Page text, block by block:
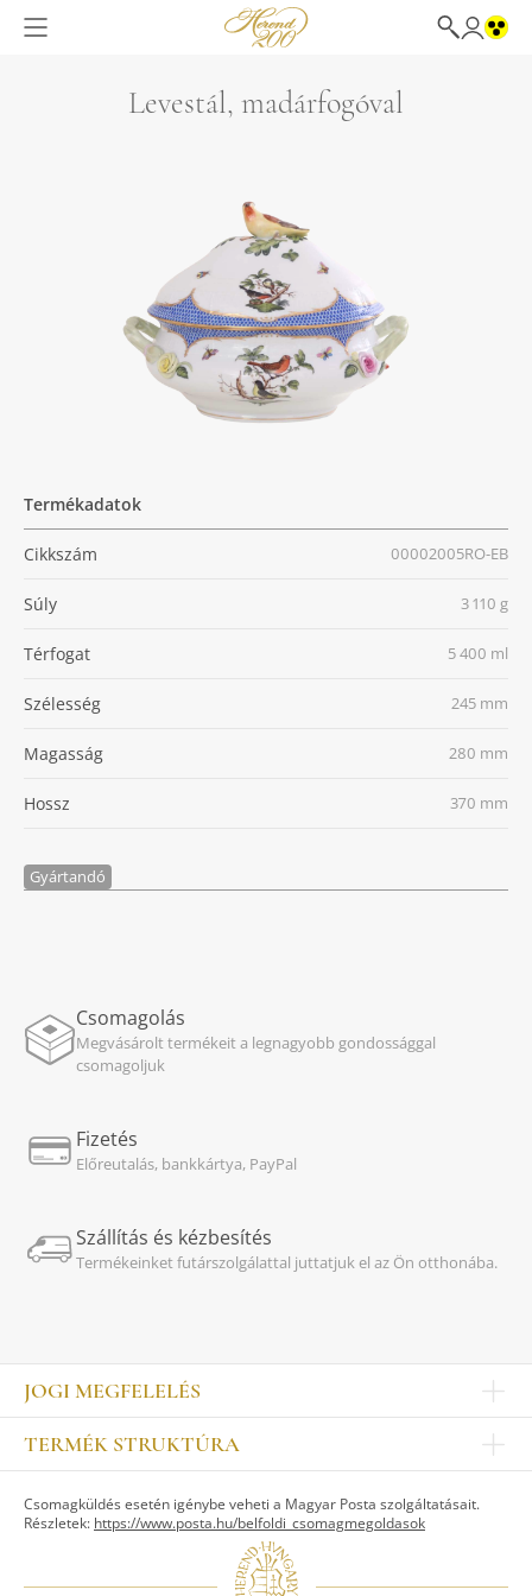
Levestál, madárfogóval
Termékadatok
Cikkszám 00002005RO-EB
Súly 3 110 g
Térfogat 5 400 ml
Szélesség 245 mm
Magasság 280 mm
Hossz 370 mm
Gyártandó
Csomagolás
Megvásárolt termékeit a legnagyobb gondossággal
csomagoljuk
Fizetés
Előreutalás, bankkártya, PayPal
Szállítás és kézbesítés
Termékeinket futárszolgálattal juttatjuk el az Ön otthonába.
JOGI MEGFELELÉS
Impresszum
Kapcsolat
Jogi nyilatkozat
TERMÉK STRUKTÚRA
ASZTALKULTÚRA
Csomagküldés esetén igénybe veheti a Magyar Posta szolgáltatásait.
Részletek: https://www.posta.hu/belfoldi_csomagmegoldasok